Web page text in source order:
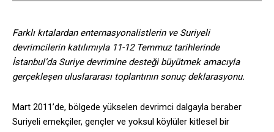
Farklı kıtalardan enternasyonalistlerin ve Suriyeli
devrimcilerin katılımıyla 11-12 Temmuz tarihlerinde
İstanbul’da Suriye devrimine desteği büyütmek amacıyla
gerçekleşen uluslararası toplantının sonuç deklarasyonu.
Mart 2011’de, bölgede yükselen devrimci dalgayla beraber
Suriyeli emekçiler, gençler ve yoksul köylüler kitlesel bir